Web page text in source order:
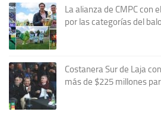
La alianza de CMPC con
por las categorías del
Costanera Sur de Laja
más de $225 millones